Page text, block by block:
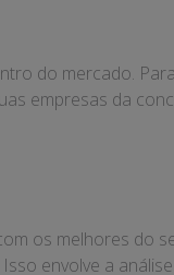
do mercado.
empresas da
os melhores do
envolve a